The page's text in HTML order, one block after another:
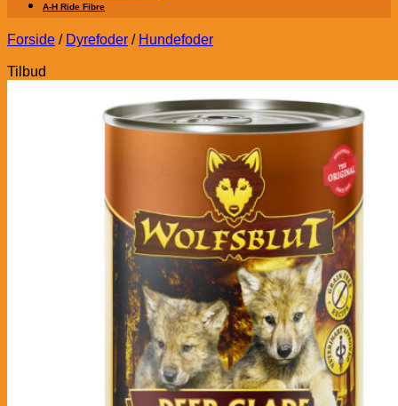
A-H Ride Fibre
Forside / Dyrefoder / Hundefoder
Tilbud